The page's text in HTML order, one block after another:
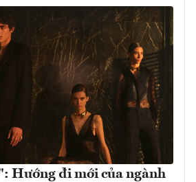
Hướng đi mới của ngành